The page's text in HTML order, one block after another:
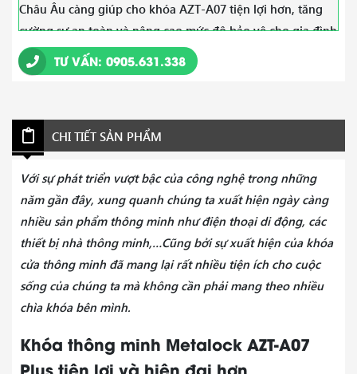
Châu Âu càng giúp cho khóa AZT-A07 tiện lợi hơn, tăng
cường sự an toàn và nâng cao mức độ bảo vệ cho gia đình
bạn.
TƯ VẤN: 0905.631.338
CHI TIẾT SẢN PHẨM
Với sự phát triển vượt bậc của công nghệ trong những
năm gần đây, xung quanh chúng ta xuất hiện ngày càng
nhiều sản phẩm thông minh như điện thoại di động, các
thiết bị nhà thông minh,…Cũng bởi sự xuất hiện của khóa
cửa thông minh đã mang lại rất nhiều tiện ích cho cuộc
sống của chúng ta mà không cần phải mang theo nhiều
chìa khóa bên mình.
Khóa thông minh Metalock AZT-A07
Plus tiện lợi và hiện đại hơn